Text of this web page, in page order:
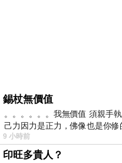
錫杖無價值
。。。。。。我無價值 須親手
己力因力是正力，佛像也是你
9 小時前
印旺多貴人？